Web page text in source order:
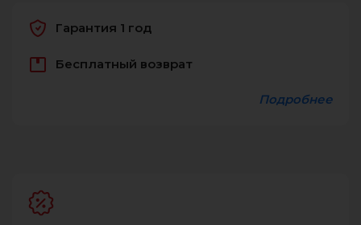
Гарантия 1 год
Бесплатный возврат
Подробнее